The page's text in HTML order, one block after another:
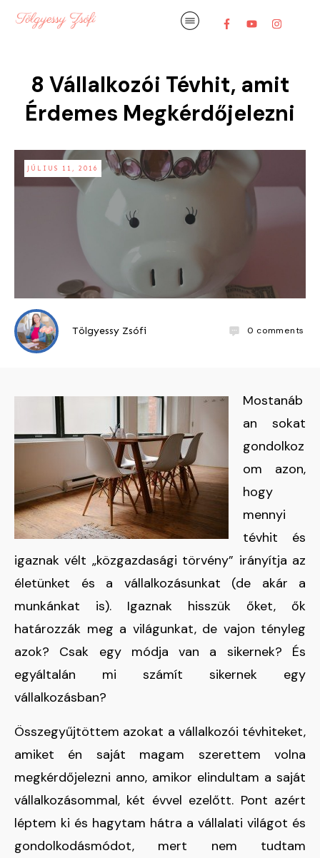
8 Vállalkozói Tévhit, amit
Érdemes Megkérdőjelezni
JÚLIUS 11, 2016
Tölgyessy Zsófi 0 comments
Mostanáb
an sokat
gondolkoz
om azon,
hogy
mennyi
tévhit és
igaznak vélt „közgazdasági törvény” irányítja az
életünket és a vállalkozásunkat (de akár a
munkánkat is). Igaznak hisszük őket, ők
határozzák meg a világunkat, de vajon tényleg
azok? Csak egy módja van a sikernek? És
egyáltalán mi számít sikernek egy
vállalkozásban?
Összegyűjtöttem azokat a vállalkozói tévhiteket,
amiket én saját magam szerettem volna
megkérdőjelezni anno, amikor elindultam a saját
vállalkozásommal, két évvel ezelőtt. Pont azért
léptem ki és hagytam hátra a vállalati világot és
gondolkodásmódot, mert nem tudtam